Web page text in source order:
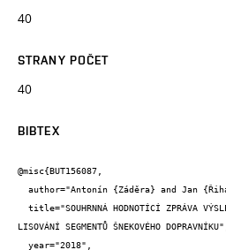
40
STRANY POČET
40
BIBTEX
@misc{BUT156087,
LISOVÁNÍ SEGMENTŮ ŠNEKOVÉHO DOPRAVNÍKU",